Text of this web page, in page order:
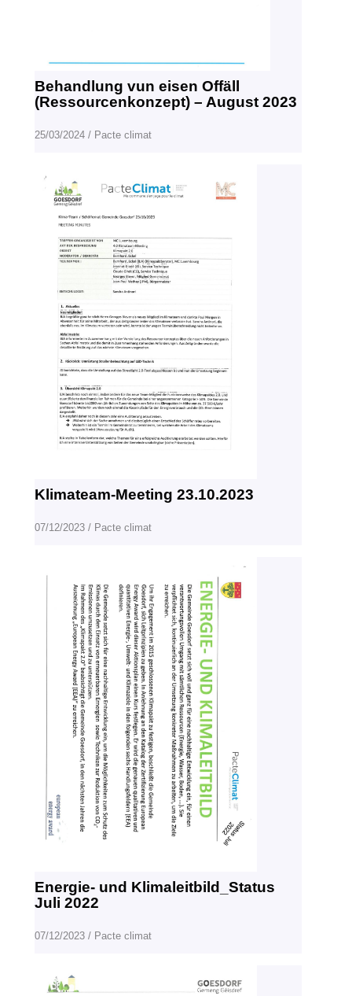
Behandlung vun eisen Offäll
(Ressourcenkonzept) – August 2023
25/03/2024/ Pacte climat
Klimateam-Meeting 23.10.2023
07/12/2023/ Pacte climat
Energie- und Klimaleitbild_Status
Juli 2022
07/12/2023/ Pacte climat